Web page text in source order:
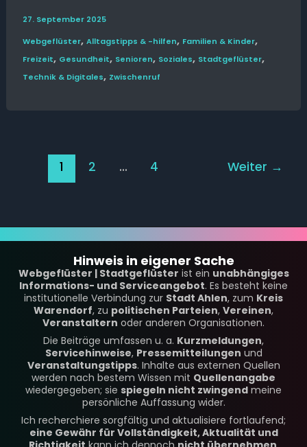
27. September 2025
Web­­geflüster, Alltags­tipps & -hilfen, Familien & Kinder,
Freizeit, Gesund­heit, Senioren, Soziales, Stadt­geflüster,
Technik & Digitales, Zwischenruf
1 2 … 4 Weiter →
Hinweis in eigener Sache
Webgeflüster | Stadtgeflüster ist ein unabhängiges
Informations- und Serviceangebot. Es besteht keine
institutionelle Verbindung zur Stadt Ahlen, zum Kreis
Warendorf, zu politischen Parteien, Vereinen,
Veranstaltern oder anderen Organisationen.
Die Beiträge umfassen u. a. Kurzmeldungen,
Servicehinweise, Pressemitteilungen und
Veranstaltungstipps. Inhalte aus externen Quellen
werden nach bestem Wissen mit Quellenangabe
wiedergegeben; sie spiegeln nicht zwingend meine
persönliche Auffassung wider.
Ich recherchiere sorgfältig und aktualisiere fortlaufend;
eine Gewähr für Vollständigkeit, Aktualität und